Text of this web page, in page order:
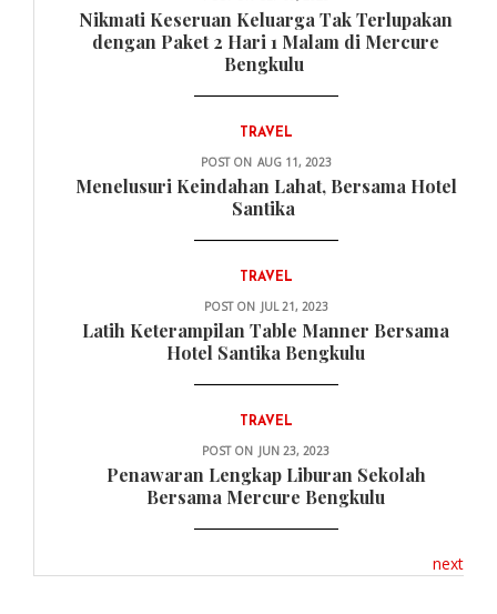
Nikmati Keseruan Keluarga Tak Terlupakan
dengan Paket 2 Hari 1 Malam di Mercure
Bengkulu
TRAVEL
POST ON AUG 11, 2023
Menelusuri Keindahan Lahat, Bersama Hotel
Santika
TRAVEL
POST ON JUL 21, 2023
Latih Keterampilan Table Manner Bersama
Hotel Santika Bengkulu
TRAVEL
POST ON JUN 23, 2023
Penawaran Lengkap Liburan Sekolah
Bersama Mercure Bengkulu
next